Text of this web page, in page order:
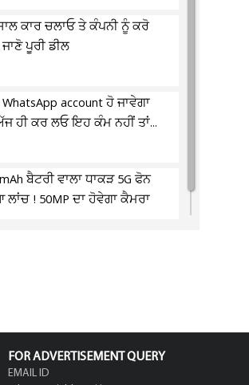
ਕਾਰ ਚਲਾਓ ਤੇ ਕੰਪਨੀ ਨੂੰ ਕਰੋ
ਪੂਰੀ ਡੀਲ
WhatsApp account ਹੋ ਜਾਵੇਗਾ
ਹੀ ਕਰ ਲਓ ਇਹ ਕੰਮ ਨਹੀਂ ਤਾਂ...
ਬੈਟਰੀ ਵਾਲਾ ਧਾਕੜ 5G ਫੋਨ
! 50MP ਦਾ ਹੋਵੇਗਾ ਕੈਮਰਾ
FOR ADVERTISEMENT QUERY
EMAIL ID